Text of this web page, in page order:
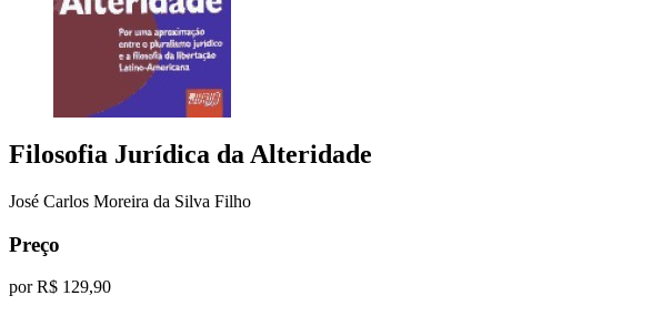
Filosofia Jurídica da Alteridade
José Carlos Moreira da Silva Filho
Preço
porR$ 129,90